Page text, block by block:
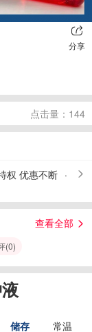
分享
点击量：144
权 优惠不断
查看全部
(0)
储存 常温